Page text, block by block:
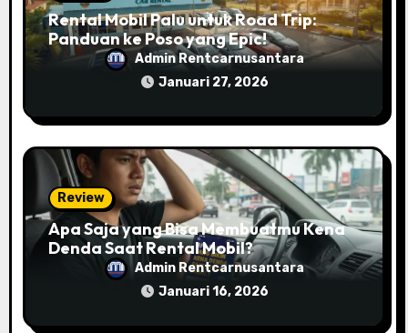
Rental Mobil Palu untuk Road Trip:
Panduan ke Poso yang Epic!
Admin Rentcarnusantara
Januari 27, 2026
Review
Apa Saja yang Bisa Membuatmu Kena
Denda Saat Rental Mobil?
Admin Rentcarnusantara
Januari 16, 2026